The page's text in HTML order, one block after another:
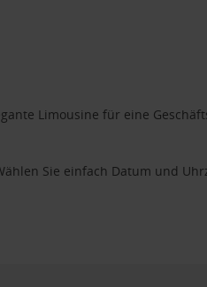
Limousine für eine
Sie einfach Datum und